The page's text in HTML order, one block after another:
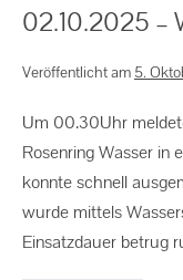
02.10.2025 –
Veröffentlicht am 5.
Um 00.30Uhr
Rosenring Wasser in
konnte schnell
wurde mittels
Einsatzdauer betrug